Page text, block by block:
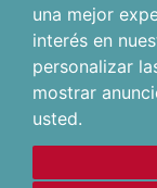
una mejor
interés en
personalizar
mostrar
usted.